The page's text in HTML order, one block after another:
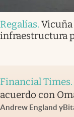
Regalías. Vicuña
infraestructura
Financial Times.
acuerdo con
Andrew England y